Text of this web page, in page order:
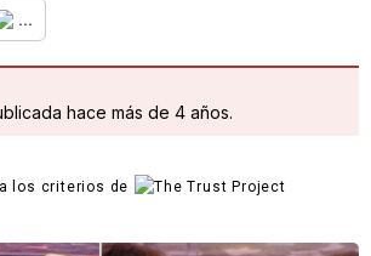
...
hace más de 4 años.
los criterios de